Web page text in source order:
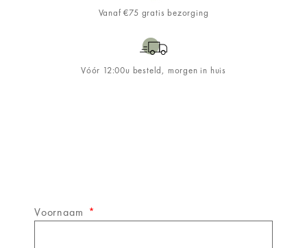
Vanaf €75 gratis bezorging
Vóór 12:00u besteld, morgen in huis
Voornaam